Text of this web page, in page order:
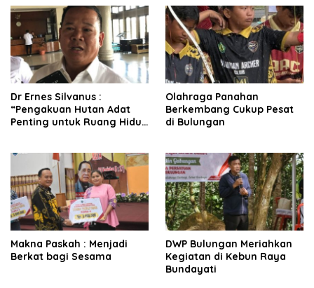
Dr Ernes Silvanus :
“Pengakuan Hutan Adat
Penting untuk Ruang Hidup
Olahraga Panahan
Berkembang Cukup Pesat
di Bulungan
Makna Paskah : Menjadi
Berkat bagi Sesama
DWP Bulungan Meriahkan
Kegiatan di Kebun Raya
Bundayati